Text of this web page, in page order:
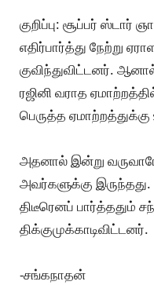
குறிப்பு: சூப்பர் ஸ்டார்
எதிர்பார்த்து நேற்று
குவிந்துவிட்டனர்.
ரஜினி வராத
பெருத்த
அதனால் இன்று
அவர்களுக்கு
திடீரெனப் பார்த்ததும்
திக்குமுக்காடிவிட்டனர்.
-சங்கநாதன்